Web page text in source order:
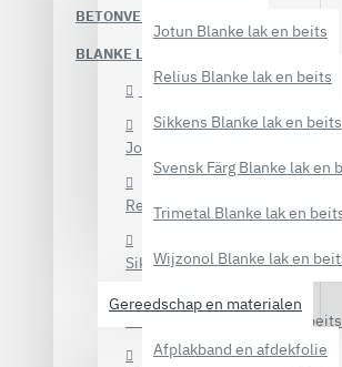
Jotun Blanke lak en beits
Relius Blanke lak en beits
Sikkens Blanke lak en beits
Svensk Färg Blanke lak en
Trimetal Blanke lak en
Wijzonol Blanke lak en
Gereedschap en materialen
Afplakband en afdekfolie
BETONVERF
BLANKE LAK EN BEITS
Avis Blanke lak
Jotun Blanke lak en beits
Relius Blanke lak en beits
Sikkens Blanke lak en beits
Svensk Färg Blanke lak en beits